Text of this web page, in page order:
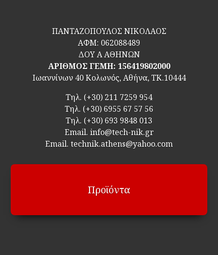
ΠΑΝΤΑΖΟΠΟΥΛΟΣ ΝΙΚΟΛΑΟΣ
ΑΦΜ: 062088489
ΔΟΥ Α ΑΘΗΝΩΝ
ΑΡΙΘΜΟΣ ΓΕΜΗ: 156419802000
Ιωαννίνων 40 Κολωνός, Αθήνα, ΤΚ.10444
Τηλ. (+30) 211 7259 954
Τηλ. (+30) 6955 67 57 56
Τηλ. (+30) 693 9848 013
Email. info@tech-nik.gr
Email. technik.athens@yahoo.com
Προϊόντα